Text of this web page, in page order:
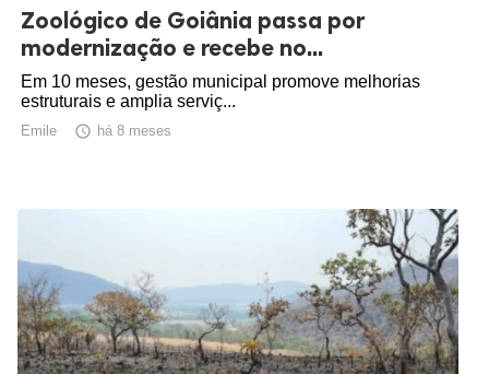
Zoológico de Goiânia passa por
modernização e recebe no...
Em 10 meses, gestão municipal promove melhorias
estruturais e amplia serviç...
Emile  há 8 meses